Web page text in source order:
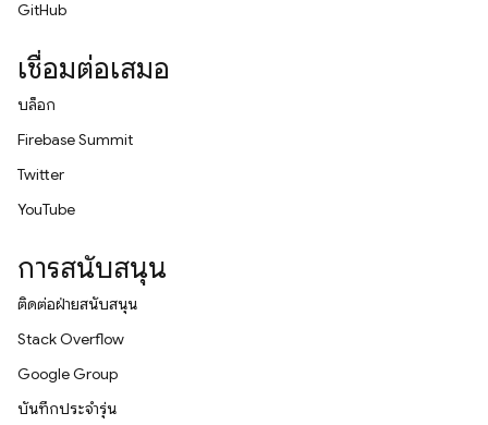
GitHub
เชื่อมต่อเสมอ
บล็อก
Firebase Summit
Twitter
YouTube
การสนับสนุน
ติดต่อฝ่ายสนับสนุน
Stack Overflow
Google Group
บันทึกประจำรุ่น